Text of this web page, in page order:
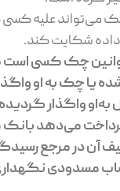
می‌تواند علیه
شکایت کند.
چک کسی است
یا چک به او
واگذار
می‌دهد
آن در مرجع
مسدودی